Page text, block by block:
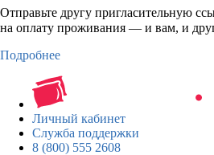
Отправьте другу пригласительную
на оплату проживания — и вам, и
Подробнее
Личный кабинет
Служба поддержки
8 (800) 555 2608